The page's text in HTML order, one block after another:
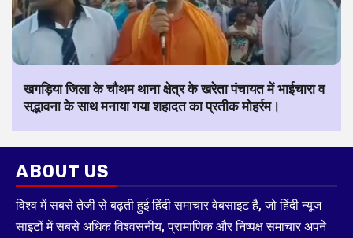
खगड़िया जिला के चौथम थाना क्षेत्र के खरेता पंचायत में भाईचारा व
सद्भावना के साथ मनाया गया शहादत का प्रतीक मोहर्रम।
ABOUT US
विश्व में सबसे तेजी से बढ़ती हुई हिंदी समाचार वेबसाइट है, जो हिंदी न्यूज
साइटों में सबसे अधिक विश्वसनीय, प्रामाणिक और निष्पक्ष समाचार अपने